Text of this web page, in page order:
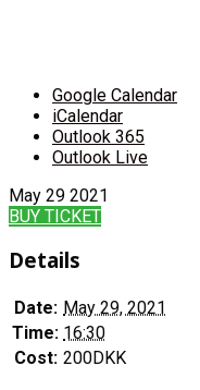
Google Calendar
iCalendar
Outlook 365
Outlook Live
May 29 2021
BUY TICKET
Details
Date: May 29, 2021
Time: 16:30
Cost: 200DKK